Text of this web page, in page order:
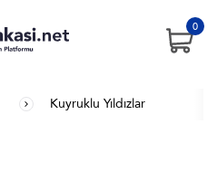
0
Kuyruklu Yıldızlar